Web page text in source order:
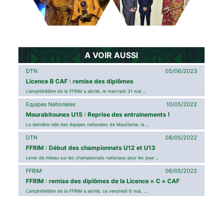
A VOIR AUSSI
DTN 05/06/2023
Licence B CAF : remise des diplômes
L’amphithéâtre de la FFRIM a abrité, le mercredi 31 mai ...
Equipes Nationales 10/05/2022
Mourabitounes U15 : Reprise des entrainements !
La dernière-née des équipes nationales de Mauritanie, la ...
DTN 08/05/2022
FFRIM : Début des championnats U12 et U13
Lever de rideau sur les championnats nationaux pour les joue ...
FFRIM 06/05/2022
FFRIM : remise des diplômes de la Licence « C » CAF
L’amphithéâtre de la FFRIM a abrité, ce vendredi 6 mai, ...